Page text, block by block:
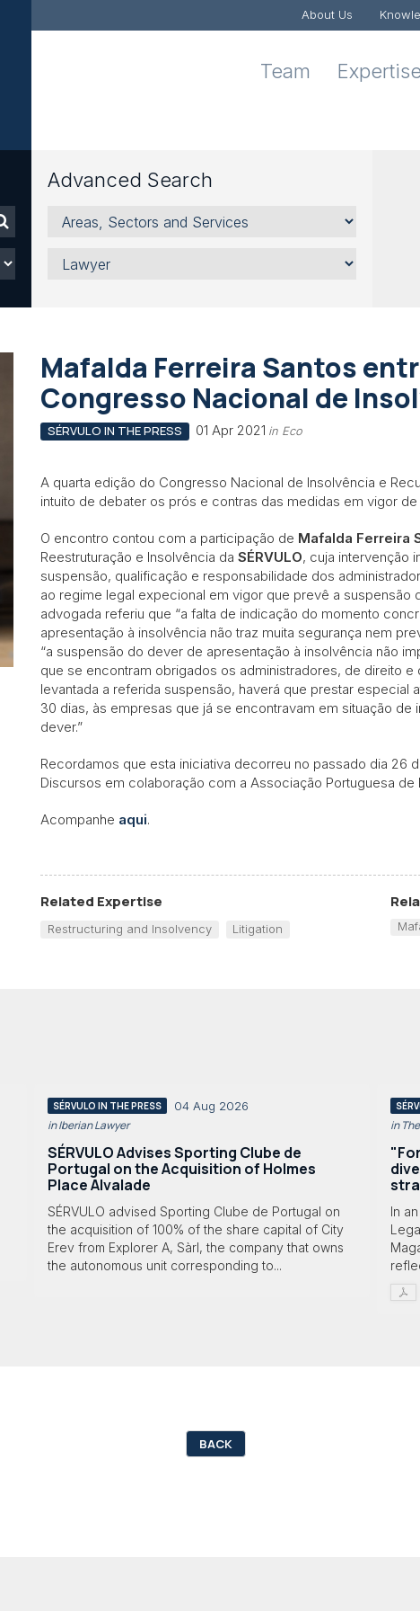
About Us
Team Expertise
Advanced Search
Areas,
Sectors
Services
Lawyer
Mafalda Ferreira Santos
Congresso Nacional de
SÉRVULO IN THE PRESS 01 Apr 2021 in Eco
A quarta edição do Congresso Nacional de Insolvência e
intuito de debater os prós e contras das medidas em vigor
O encontro contou com a participação de Mafalda Ferreira
Reestruturação e Insolvência da SÉRVULO, cuja intervenção
suspensão, qualificação e responsabilidade dos
ao regime legal expecional em vigor que prevê a suspensão
advogada referiu que “a falta de indicação do momento
apresentação à insolvência não traz muita segurança nem
“a suspensão do dever de apresentação à insolvência não
que se encontram obrigados os administradores, de direito
levantada a referida suspensão, haverá que prestar
30 dias, às empresas que já se encontravam em situação
dever.”
Recordamos que esta iniciativa decorreu no passado dia 26
Discursos em colaboração com a Associação Portuguesa de
Acompanhe aqui.
Related Expertise
Restructuring and Insolvency Litigation
SÉRVULO IN THE PRESS 04 Aug 2026
in Iberian Lawyer
SÉRVULO Advises Sporting Clube de
Portugal on the Acquisition of Holmes
Place Alvalade
SÉRVULO advised Sporting Clube de Portugal on
the acquisition of 100% of the share capital of City
Erev from Explorer A, Sàrl, the company that owns
the autonomous unit corresponding to...
in
In
BACK